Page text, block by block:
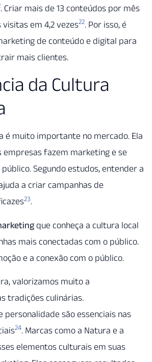
. Criar mais de 13 conteúdos por mês
em 4,2 vezes22. Por isso, é
de conteúdo e digital para
mais clientes.
da Cultura
é muito importante no mercado. Ela
empresas fazem marketing e se
Segundo estudos, entender a
a criar campanhas de
23.
que conheça a cultura local
mais conectadas com o público.
e a conexão com o público.
valorizamos muito a
tradições culinárias.
personalidade são essenciais nas
24. Marcas como a Natura e a
elementos culturais em suas